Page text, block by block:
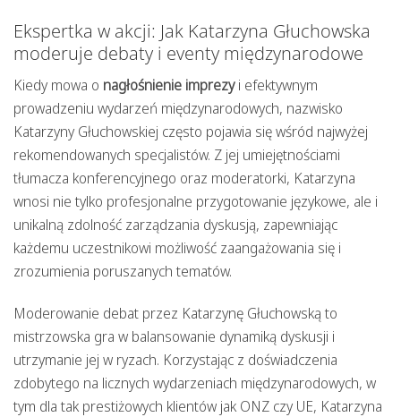
Ekspertka w akcji: Jak Katarzyna Głuchowska
moderuje debaty i eventy międzynarodowe
Kiedy mowa o nagłośnienie imprezyi efektywnym
prowadzeniu wydarzeń międzynarodowych, nazwisko
Katarzyny Głuchowskiej często pojawia się wśród najwyżej
rekomendowanych specjalistów. Z jej umiejętnościami
tłumacza konferencyjnego oraz moderatorki, Katarzyna
wnosi nie tylko profesjonalne przygotowanie językowe, ale i
unikalną zdolność zarządzania dyskusją, zapewniając
każdemu uczestnikowi możliwość zaangażowania się i
zrozumienia poruszanych tematów.
Moderowanie debat przez Katarzynę Głuchowską to
mistrzowska gra w balansowanie dynamiką dyskusji i
utrzymanie jej w ryzach. Korzystając z doświadczenia
zdobytego na licznych wydarzeniach międzynarodowych, w
tym dla tak prestiżowych klientów jak ONZ czy UE, Katarzyna